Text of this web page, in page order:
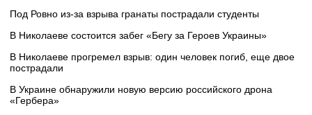
Под Ровно из-за взрыва гранаты пострадали студенты
В Николаеве состоится забег «Бегу за Героев Украины»
В Николаеве прогремел взрыв: один человек погиб, еще двое
пострадали
В Украине обнаружили новую версию российского дрона
«Гербера»